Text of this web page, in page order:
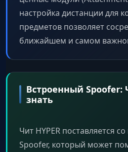
настройка дистанции для
предметов позволяет
ближайшем и самом
Встроенный Spoofer:
знать
Чит HYPER поставляется
Spoofer, который может